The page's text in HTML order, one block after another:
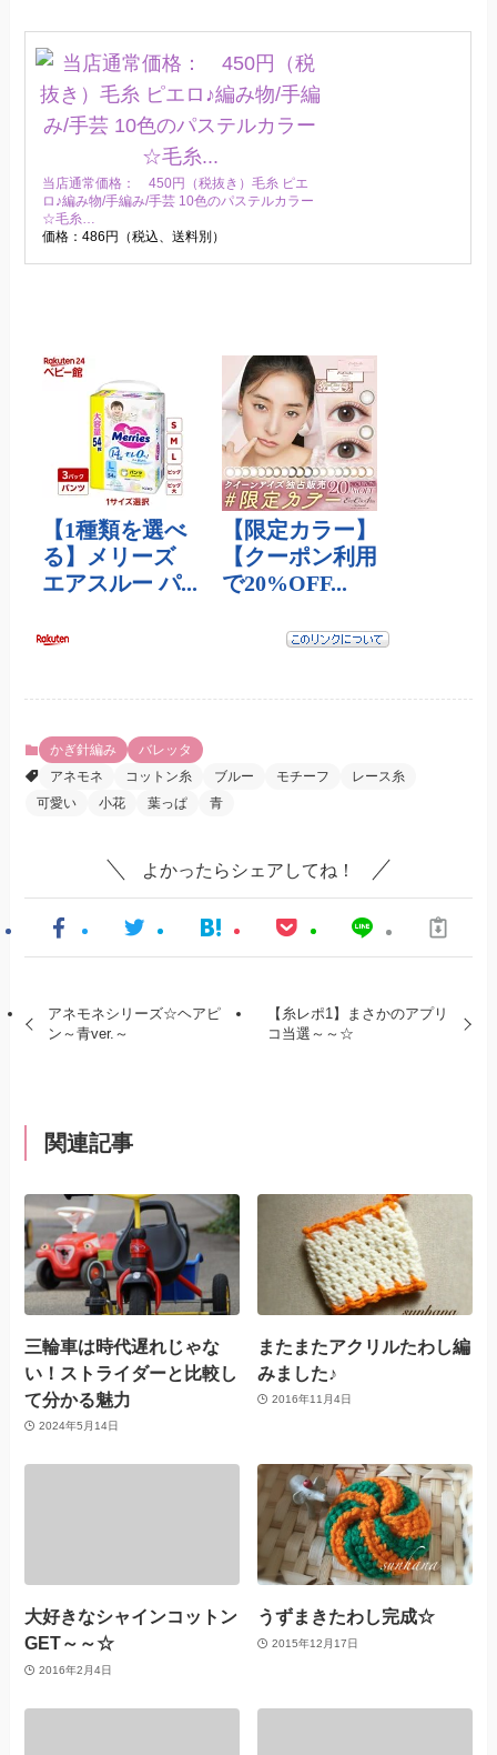
当店通常価格： 450円（税抜き）毛糸 ピエ
ロ♪編み物/手編み/手芸 10色のパステルカラー
☆毛糸…
価格：486円（税込、送料別）
かぎ針編み
バレッタ
アネモネ
コットン糸 ブルー モチーフ
レース糸
可愛い
小花 葉っぱ 青
よかったらシェアしてね！
アネモネシリーズ☆ヘアピ
ン～青ver.～
【糸レポ1】まさかのアプリ
コ当選～～☆
関連記事
三輪車は時代遅れじゃな
い！ストライダーと比較し
て分かる魅力
2024年5月14日
またまたアクリルたわし編
みました♪
2016年11月4日
大好きなシャインコットン
GET～～☆
2016年2月4日
うずまきたわし完成☆
2015年12月17日